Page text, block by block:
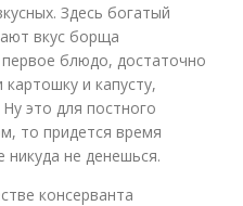
Здесь богатый
вкус борща
блюдо, достаточно
и капусту,
это для постного
то придется время
никуда не денешься.
консерванта